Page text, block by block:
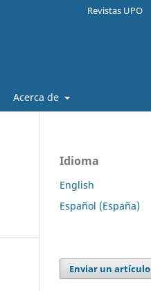
Acerca de
Revistas UPO
Idioma
English
Español (España)
Enviar un artículo